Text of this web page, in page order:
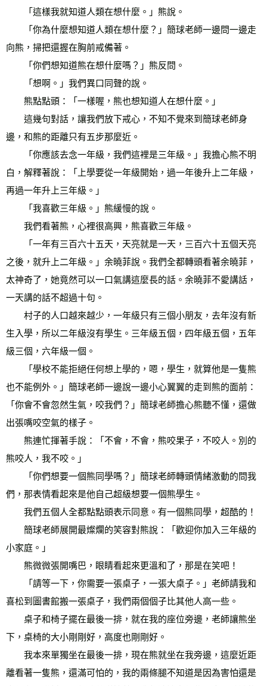
「這樣我就知道人類在想什麼。」熊說。
「你為什麼想知道人類在想什麼？」簡球老師一邊問一邊走
向熊，掃把還握在胸前戒備著。
「你們想知道熊在想什麼嗎？」熊反問。
「想啊。」我們異口同聲的說。
熊點點頭：「一樣喔，熊也想知道人在想什麼。」
這幾句對話，讓我們放下戒心，不知不覺來到簡球老師身
邊，和熊的距離只有五步那麼近。
「你應該去念一年級，我們這裡是三年級。」我擔心熊不明
白，解釋著說：「上學要從一年級開始，過一年後升上二年級，
再過一年升上三年級。」
「我喜歡三年級。」熊緩慢的說。
我們看著熊，心裡很高興，熊喜歡三年級。
「一年有三百六十五天，天亮就是一天，三百六十五個天亮
之後，就升上二年級。」余曉菲說。我們全都轉頭看著余曉菲，
太神奇了，她竟然可以一口氣講這麼長的話。余曉菲不愛講話，
一天講的話不超過十句。
村子的人口越來越少，一年級只有三個小朋友，去年沒有新
生入學，所以二年級沒有學生。三年級五個，四年級五個，五年
級三個，六年級一個。
「學校不能拒絕任何想上學的，嗯，學生，就算他是一隻熊
也不能例外。」簡球老師一邊說一邊小心翼翼的走到熊的面前：
「你會不會忽然生氣，咬我們？」簡球老師擔心熊聽不懂，還做
出張嘴咬空氣的樣子。
熊連忙揮著手說：「不會，不會，熊咬果子，不咬人。別的
熊咬人，我不咬。」
「你們想要一個熊同學嗎？」簡球老師轉頭情緒激動的問我
們，那表情看起來是他自己超級想要一個熊學生。
我們五個人全都點點頭表示同意。有一個熊同學，超酷的！
簡球老師展開最燦爛的笑容對熊說：「歡迎你加入三年級的
小家庭。」
熊微微張開嘴巴，眼睛看起來更溫和了，那是在笑吧！
「請等一下，你需要一張桌子，一張大桌子。」老師請我和
喜松到圖書館搬一張桌子，我們兩個個子比其他人高一些。
桌子和椅子擺在最後一排，就在我的座位旁邊，老師讓熊坐
下，桌椅的大小剛剛好，高度也剛剛好。
我本來單獨坐在最後一排，現在熊就坐在我旁邊，這麼近距
離看著一隻熊，還滿可怕的，我的兩條腿不知道是因為害怕還是